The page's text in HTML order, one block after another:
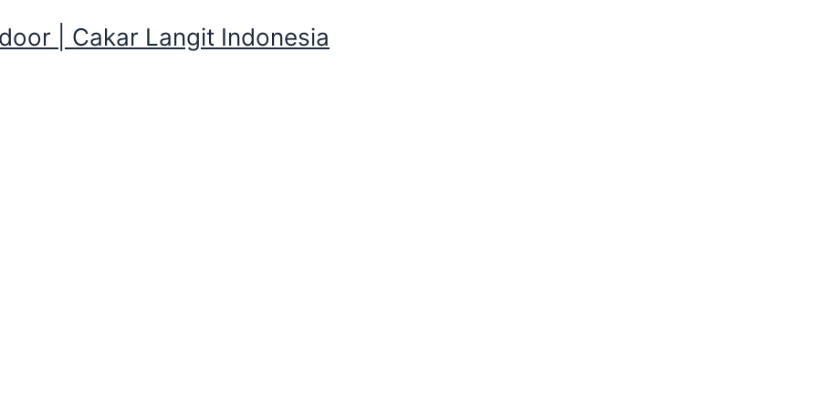
| Cakar Langit Indonesia
Dome dan Peralatan Berkemah
menginap didalam tenda. Paket wisata Camping ceria merupakan aktivitas Camping yang di kemas dalam